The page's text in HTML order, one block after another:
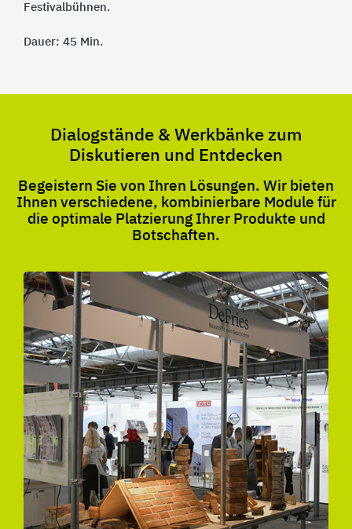
Festivalbühnen.
Dauer: 45 Min.
Dialogstände & Werkbänke zum
Diskutieren und Entdecken
Begeistern Sie von Ihren Lösungen. Wir bieten
Ihnen verschiedene, kombinierbare Module für
die optimale Platzierung Ihrer Produkte und
Botschaften.